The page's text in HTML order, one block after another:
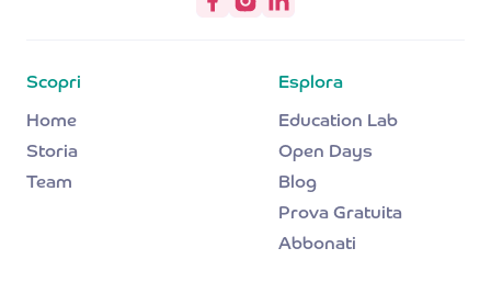
Scopri
Home
Storia
Team
Esplora
Education Lab
Open Days
Blog
Prova Gratuita
Abbonati